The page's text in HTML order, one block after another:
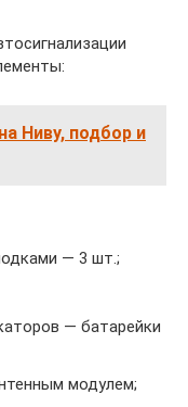
Ниву, подбор и
— 3 шт.;
— батарейки
модулем;